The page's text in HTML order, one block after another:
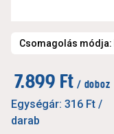
Csomagolás módja:
7.899 Ft / doboz
Egységár: 316 Ft /
darab